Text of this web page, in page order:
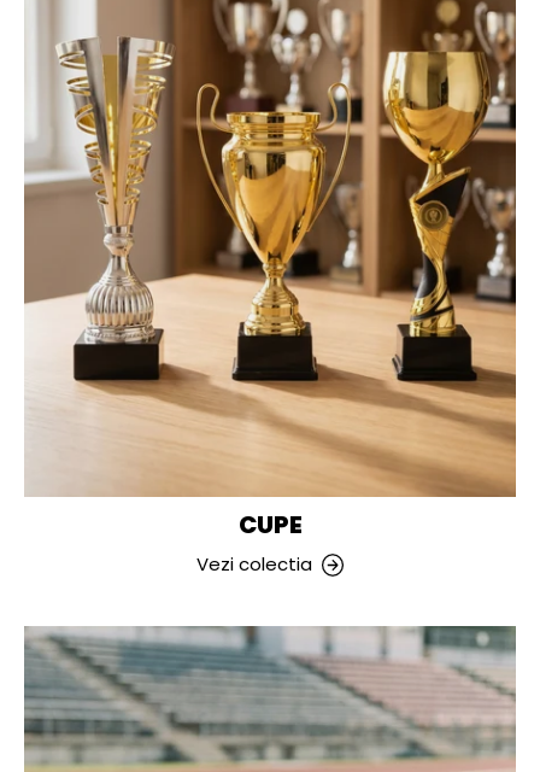
CUPE
Vezi colectia